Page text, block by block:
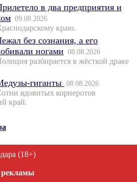
в два предприятия и
09.08.2026
краю.
без сознания, а его
ногами 08.08.2026
разбирается в жёсткой драке
гиганты 08.08.2026
ядовитых корнеротов
край.
(18+)
рекламы